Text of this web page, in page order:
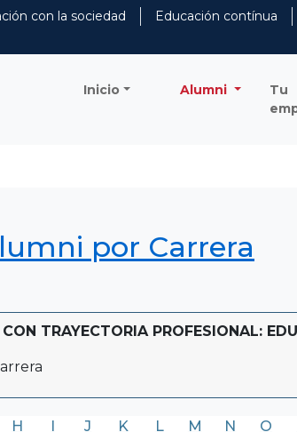
con la sociedad Educación contínua
Inicio Alumni
Tu
por Carrera
TRAYECTORIA PROFESIONAL:
H I J K L M N O